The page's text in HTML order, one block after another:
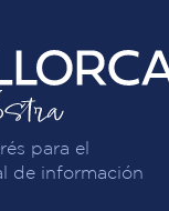
para el
de información